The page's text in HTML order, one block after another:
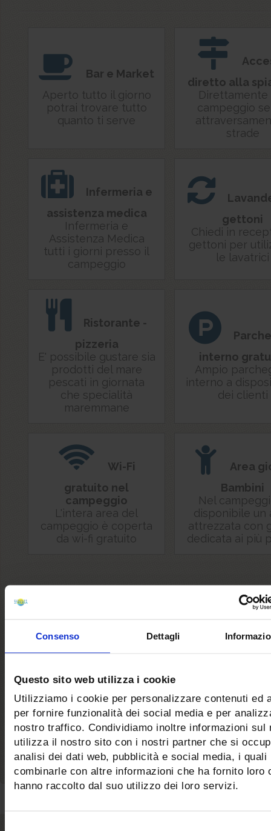
Consenso Dettagli
Questo sito web utilizza i cookie
Utilizziamo i cookie per personalizzare contenuti ed
per fornire funzionalità dei social media e per
nostro traffico. Condividiamo inoltre informazioni sul
utilizza il nostro sito con i nostri partner che si
analisi dei dati web, pubblicità e social media, i quali
combinarle con altre informazioni che ha fornito loro
hanno raccolto dal suo utilizzo dei loro servizi.
Bar e Market
Aperto tutto il giorno
potrai trovare tutto
quanto ti serve
diretto alla
Direttamente
campeggio
strade
Infermeria e
assistenza medica
Infermeria e
Assistenza Medica
tutti i giorni presso il
campeggio
gettoni
Chiedi in
gettoni per
le lavatrici
Ristorante -
pizzeria
E' possibile gustare sia
prodotti del mare
pescati in giornata
che specialità
maremmane
interno
Ampio
interno a
dei clienti
Wi-Fi
gratuito nel
campeggio
L'intera area del
campeggio è coperta
da wi-fi gratuito
Area
Bambini
Nel
disponibile un
attrezzata con
dedicata ai più
Internazionale Etruria...
GUARDA LA POSIZIONE